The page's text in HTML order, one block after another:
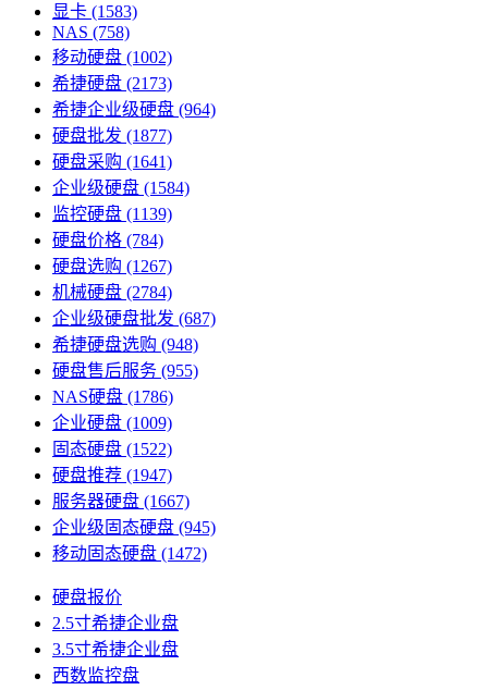
显卡 (1583)
NAS (758)
移动硬盘 (1002)
希捷硬盘 (2173)
希捷企业级硬盘 (964)
硬盘批发 (1877)
硬盘采购 (1641)
企业级硬盘 (1584)
监控硬盘 (1139)
硬盘价格 (784)
硬盘选购 (1267)
机械硬盘 (2784)
企业级硬盘批发 (687)
希捷硬盘选购 (948)
硬盘售后服务 (955)
NAS硬盘 (1786)
企业硬盘 (1009)
固态硬盘 (1522)
硬盘推荐 (1947)
服务器硬盘 (1667)
企业级固态硬盘 (945)
移动固态硬盘 (1472)
硬盘报价
2.5寸希捷企业盘
3.5寸希捷企业盘
西数监控盘